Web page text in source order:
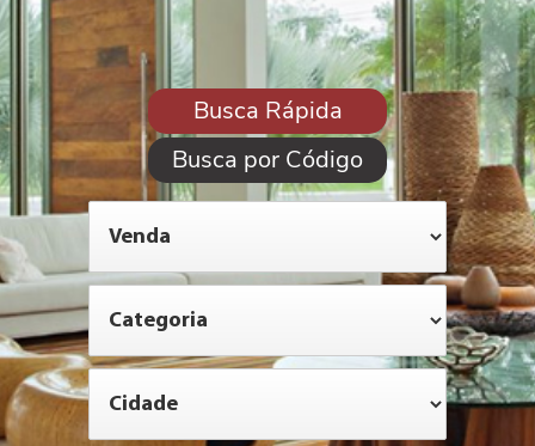
Busca Rápida
Busca por Código